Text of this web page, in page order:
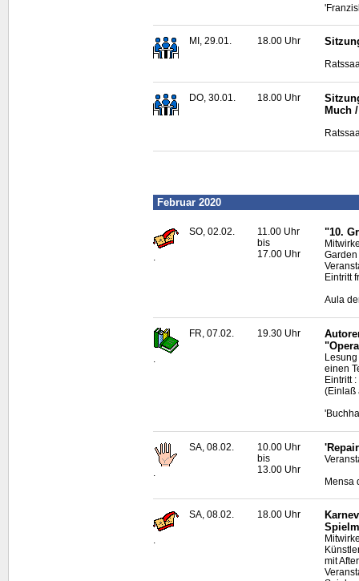
MI, 29.01. 18.00 Uhr
DO, 30.01. 18.00 Uhr
Much
Februar 2020
.
SO, 02.02.
11.00 Uhr
bis
17.00 Uhr
"10.
Garden
Eintritt
Aula
FR, 07.02. 19.30 Uhr
einen
Eintritt
(Einlaß
SA, 08.02.
10.00 Uhr
bis
13.00 Uhr
Mensa
.
SA, 08.02. 18.00 Uhr
mit